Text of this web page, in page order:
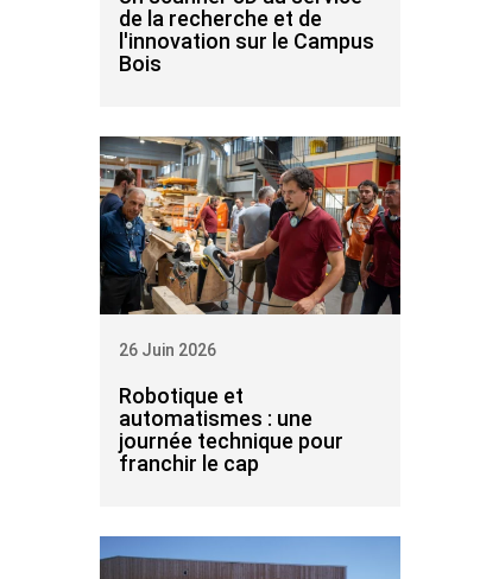
de la recherche et de
l'innovation sur le Campus
Bois
Robotique et
automatismes : une
journée technique pour
franchir le cap
26 Juin 2026